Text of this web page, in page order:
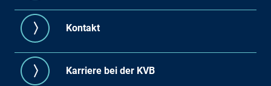
Kontakt
Karriere bei der KVB